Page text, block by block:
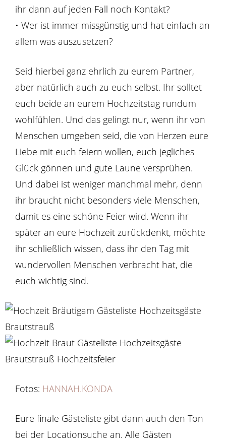
ihr dann auf jeden Fall noch Kontakt?
• Wer ist immer missgünstig und hat einfach an
allem was auszusetzen?
Seid hierbei ganz ehrlich zu eurem Partner,
aber natürlich auch zu euch selbst. Ihr solltet
euch beide an eurem Hochzeitstag rundum
wohlfühlen. Und das gelingt nur, wenn ihr von
Menschen umgeben seid, die von Herzen eure
Liebe mit euch feiern wollen, euch jegliches
Glück gönnen und gute Laune versprühen.
Und dabei ist weniger manchmal mehr, denn
ihr braucht nicht besonders viele Menschen,
damit es eine schöne Feier wird. Wenn ihr
später an eure Hochzeit zurückdenkt, möchte
ihr schließlich wissen, dass ihr den Tag mit
wundervollen Menschen verbracht hat, die
euch wichtig sind.
Fotos: HANNAH.KONDA
Eure finale Gästeliste gibt dann auch den Ton
bei der Locationsuche an. Alle Gästen